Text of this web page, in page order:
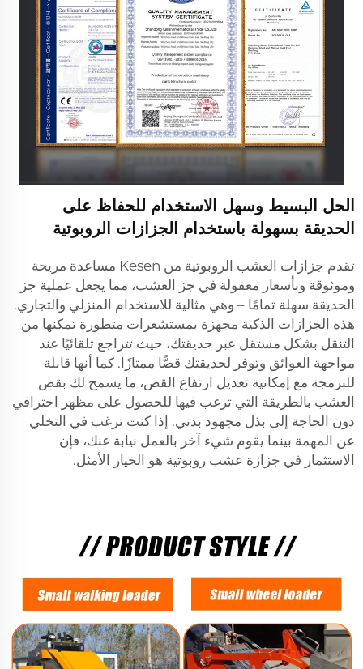
الحل البسيط وسهل الاستخدام للحفاظ على
الحديقة بسهولة باستخدام الجزازات الروبوتية
تقدم جزازات العشب الروبوتية من Kesen مساعدة مريحة
وموثوقة وبأسعار معقولة في جز العشب، مما يجعل عملية جز
الحديقة سهلة تمامًا – وهي مثالية للاستخدام المنزلي والتجاري.
هذه الجزازات الذكية مجهزة بمستشعرات متطورة تمكنها من
التنقل بشكل مستقل عبر حديقتك، حيث تتراجع تلقائيًا عند
مواجهة العوائق وتوفر لحديقتك قصًّا ممتازًا. كما أنها قابلة
للبرمجة مع إمكانية تعديل ارتفاع القص، ما يسمح لك بقص
العشب بالطريقة التي ترغب فيها للحصول على مظهر احترافي
دون الحاجة إلى بذل مجهود بدني. إذا كنت ترغب في التخلي
عن المهمة بينما يقوم شيء آخر بالعمل نيابة عنك، فإن
الاستثمار في جزازة عشب روبوتية هو الخيار الأمثل.